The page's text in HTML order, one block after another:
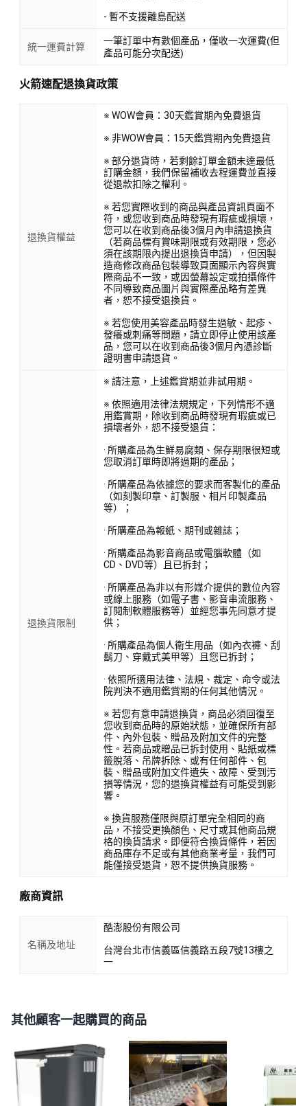
- 暫不支援離島配送
統一運費計算
一筆訂單中有數個產品，僅收一次運費(但
產品可能分次配送)
火箭速配退換貨政策
退換貨權益
※ WOW會員：30天鑑賞期內免費退貨
※ 非WOW會員：15天鑑賞期內免費退貨
※ 部分退貨時，若剩餘訂單金額未達最低
訂購金額，我們保留補收去程運費並直接
從退款扣除之權利。
※ 若您實際收到的商品與產品資訊頁面不
符，或您收到商品時發現有瑕疵或損壞，
您可以在收到商品後3個月內申請退換貨
（若商品標有賞味期限或有效期限，您必
須在該期限內提出退換貨申請），但因製
造商修改商品包裝導致頁面顯示內容與實
際商品不一致，或因螢幕設定或拍攝條件
不同導致商品圖片與實際產品略有差異
者，恕不接受退換貨。
※ 若您使用美容產品時發生過敏、起疹、
發癢或刺痛等問題，請立即停止使用該產
品，您可以在收到商品後3個月內憑診斷
證明書申請退貨。
退換貨限制
※ 請注意，上述鑑賞期並非試用期。
※ 依照適用法律法規規定，下列情形不適
用鑑賞期，除收到商品時發現有瑕疵或已
損壞者外，恕不接受退貨：
· 所購產品為生鮮易腐類、保存期限很短或
您取消訂單時即將過期的產品；
· 所購產品為依據您的要求而客製化的產品
（如刻製印章、訂製服、相片印製產品
等）；
· 所購產品為報紙、期刊或雜誌；
· 所購產品為影音商品或電腦軟體（如
CD、DVD等）且已拆封；
· 所購產品為非以有形媒介提供的數位內容
或線上服務（如電子書、影音串流服務、
訂閱制軟體服務等）並經您事先同意才提
供；
· 所購產品為個人衛生用品（如內衣褲、刮
鬍刀、穿戴式美甲等）且您已拆封；
· 依照所適用法律、法規、裁定、命令或法
院判決不適用鑑賞期的任何其他情況。
※ 若您有意申請退換貨，商品必須回復至
您收到商品時的原始狀態，並確保所有部
件、內外包裝、贈品及附加文件的完整
性。若商品或贈品已拆封使用、貼紙或標
籤脫落、吊牌拆除、或有任何部件、包
裝、贈品或附加文件遺失、故障、受到污
損等情況，您的退換貨權益有可能受到影
響。
※ 換貨服務僅限與原訂單完全相同的商
品，不接受更換顏色、尺寸或其他商品規
格的換貨請求。即便符合換貨條件，若因
商品庫存不足或有其他商業考量，我們可
能僅接受退貨，恕不提供換貨服務。
廠商資訊
名稱及地址
酷澎股份有限公司
台灣台北市信義區信義路五段7號13樓之
一
其他顧客一起購買的商品